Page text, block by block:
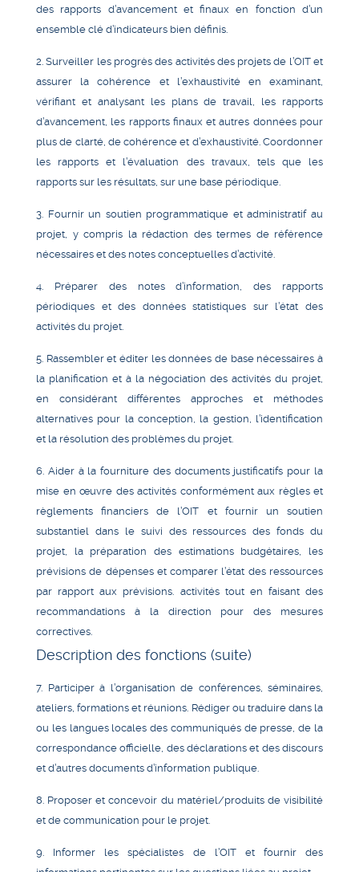
des rapports d’avancement et finaux en fonction d’un
ensemble clé d’indicateurs bien définis.
2. Surveiller les progrès des activités des projets de l’OIT et
assurer la cohérence et l’exhaustivité en examinant,
vérifiant et analysant les plans de travail, les rapports
d’avancement, les rapports finaux et autres données pour
plus de clarté, de cohérence et d’exhaustivité. Coordonner
les rapports et l’évaluation des travaux, tels que les
rapports sur les résultats, sur une base périodique.
3. Fournir un soutien programmatique et administratif au
projet, y compris la rédaction des termes de référence
nécessaires et des notes conceptuelles d’activité.
4. Préparer des notes d’information, des rapports
périodiques et des données statistiques sur l’état des
activités du projet.
5. Rassembler et éditer les données de base nécessaires à
la planification et à la négociation des activités du projet,
en considérant différentes approches et méthodes
alternatives pour la conception, la gestion, l’identification
et la résolution des problèmes du projet.
6. Aider à la fourniture des documents justificatifs pour la
mise en œuvre des activités conformément aux règles et
règlements financiers de l’OIT et fournir un soutien
substantiel dans le suivi des ressources des fonds du
projet, la préparation des estimations budgétaires, les
prévisions de dépenses et comparer l’état des ressources
par rapport aux prévisions. activités tout en faisant des
recommandations à la direction pour des mesures
correctives.
Description des fonctions (suite)
7. Participer à l’organisation de conférences, séminaires,
ateliers, formations et réunions. Rédiger ou traduire dans la
ou les langues locales des communiqués de presse, de la
correspondance officielle, des déclarations et des discours
et d’autres documents d’information publique.
8. Proposer et concevoir du matériel/produits de visibilité
et de communication pour le projet.
9. Informer les spécialistes de l’OIT et fournir des